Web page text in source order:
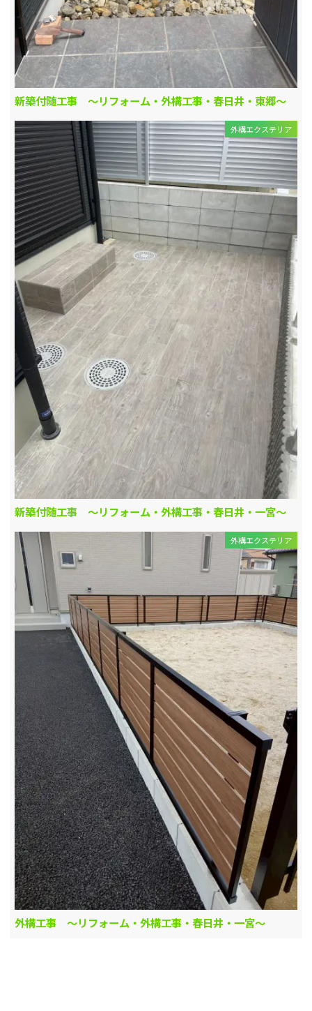
新築付随工事 ～リフォーム・外構工事・春日井・東郷～
外構エクステリア
新築付随工事 ～リフォーム・外構工事・春日井・一宮～
外構エクステリア
外構工事 ～リフォーム・外構工事・春日井・一宮～